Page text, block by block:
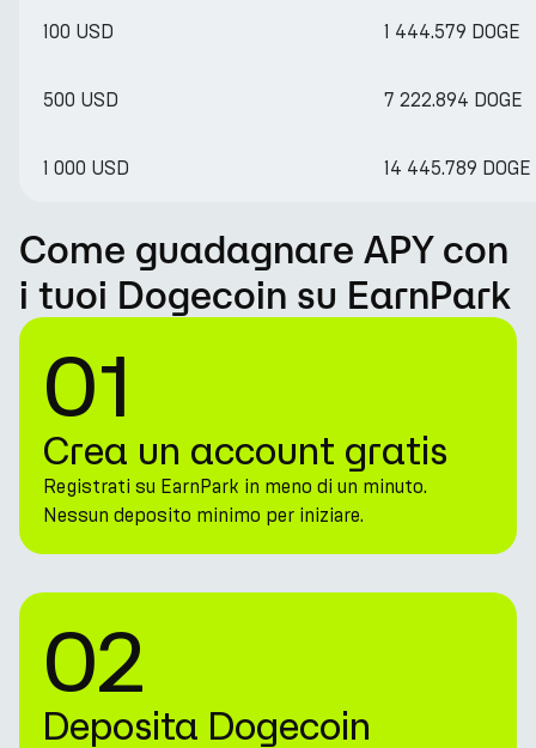
100 USD 1 444.579 DOGE
500 USD 7 222.894 DOGE
1 000 USD 14 445.789 DOGE
Come guadagnare APY con
i tuoi Dogecoin su EarnPark
01
Crea un account gratis
Registrati su EarnPark in meno di un minuto.
Nessun deposito minimo per iniziare.
02
Deposita Dogecoin